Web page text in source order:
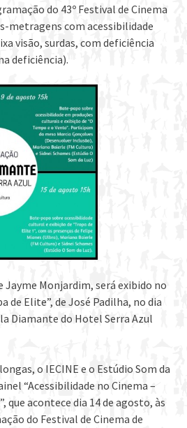
do 43º Festival de Cinema
metragens com acessibilidade
visão, surdas, com deficiência
deficiência).
Jayme Monjardim, será exibido no
de Elite”, de José Padilha, no dia
Diamante do Hotel Serra Azul
o IECINE e o Estúdio Som da
“Acessibilidade no Cinema –
que acontece dia 14 de agosto, às
do Festival de Cinema de